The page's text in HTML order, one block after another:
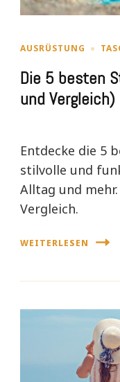
AUSRÜSTUNG
Die 5 besten
und Vergleich)
Entdecke die 5
stilvolle und
Alltag und
Vergleich.
WEITERLESEN